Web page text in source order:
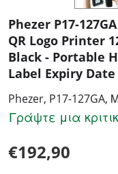
Phezer P17-
QR Logo Printer
Black - Portable
Label Expiry
Phezer, P17-127GA,
Γράψτε μια
€192,90